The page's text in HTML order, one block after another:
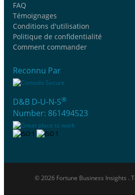
FAQ
Témoignages
Conditions d'utilisation
Politique de confidentialité
Comment commander
Reconnu Par
D&B D-U-N-S®
Number: 861494523
© 2026 Fortune Business Insights .